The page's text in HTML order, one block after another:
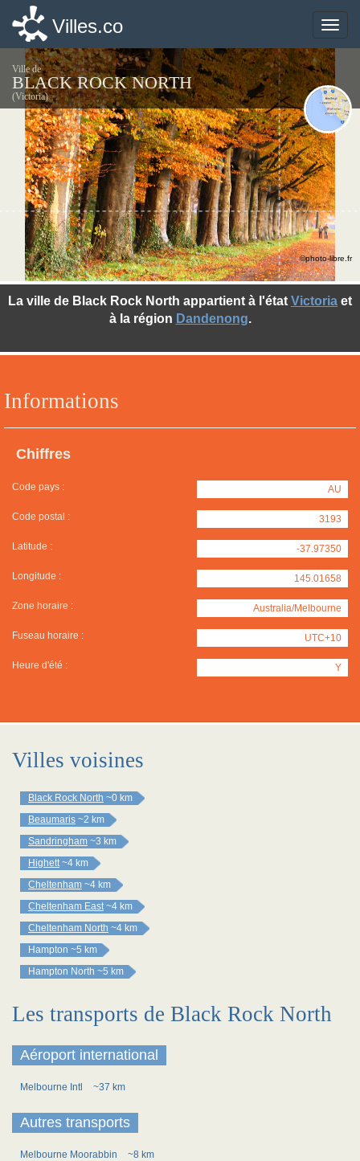
Toggle
Villes.co
Ville de
BLACK ROCK NORTH
(Victoria)
Informations
Chiffres
Code pays : AU
Code postal : 3193
Latitude : -37.97350
Longitude : 145.01658
Zone horaire : Australia/Melbourne
Fuseau horaire : UTC+10
Heure d'été : Y
La ville de Black Rock North appartient à l'état Victoria et
à la région Dandenong.
©photo-libre.fr
Villes voisines
Black Rock North ~0 km
Beaumaris ~2 km
Sandringham ~3 km
Highett ~4 km
Cheltenham ~4 km
Cheltenham East ~4 km
Cheltenham North ~4 km
Hampton ~5 km
Hampton North ~5 km
Les transports de Black Rock North
Aéroport international
Melbourne Intl ~37 km
Autres transports
Melbourne Moorabbin
~8 km
Toggle
Villes.co